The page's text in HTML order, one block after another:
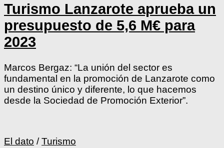
Turismo Lanzarote aprueba un
presupuesto de 5,6 M€ para
2023
Marcos Bergaz: “La unión del sector es
fundamental en la promoción de Lanzarote como
un destino único y diferente, lo que hacemos
desde la Sociedad de Promoción Exterior”.
El dato /Turismo